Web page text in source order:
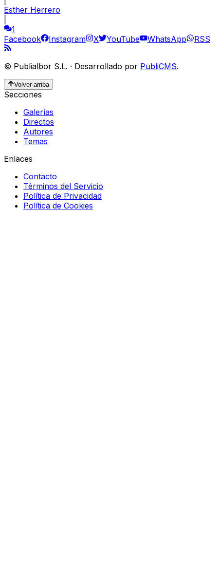
Esther Herrero
1
Facebook
Instagram X YouTube WhatsApp RSS
© Publialbor S.L. · Desarrollado por PubliCMS.
Volver arriba
Secciones
Galerías
Directos
Autores
Temas
Enlaces
Contacto
Términos del Servicio
Política de Privacidad
Política de Cookies